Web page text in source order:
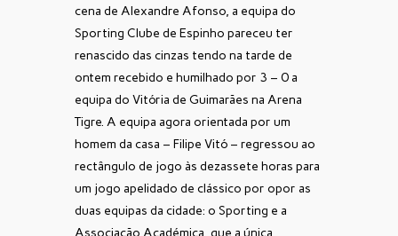
cena de Alexandre Afonso, a equipa do
Sporting Clube de Espinho pareceu ter
renascido das cinzas tendo na tarde de
ontem recebido e humilhado por 3 – 0 a
equipa do Vitória de Guimarães na Arena
Tigre. A equipa agora orientada por um
homem da casa – Filipe Vitó – regressou ao
rectângulo de jogo às dezassete horas para
um jogo apelidado de clássico por opor as
duas equipas da cidade: o Sporting e a
Associação Académica, que a única